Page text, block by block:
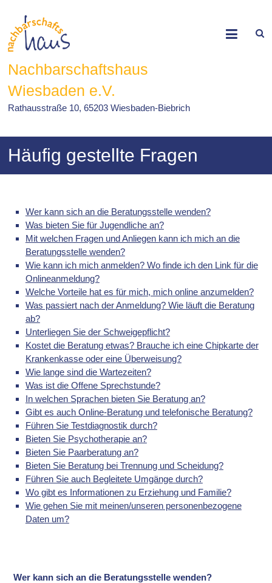
content
Nachbarschaftshaus
Wiesbaden e.V.
Rathausstraße 10, 65203 Wiesbaden-Biebrich
Häufig gestellte Fragen
Wer kann sich an die Beratungsstelle wenden?
Was bieten Sie für Jugendliche an?
Mit welchen Fragen und Anliegen kann ich mich an die
Beratungsstelle wenden?
Wie kann ich mich anmelden? Wo finde ich den Link für die
Onlineanmeldung?
Welche Vorteile hat es für mich, mich online anzumelden?
Was passiert nach der Anmeldung? Wie läuft die Beratung
ab?
Unterliegen Sie der Schweigepflicht?
Kostet die Beratung etwas? Brauche ich eine Chipkarte der
Krankenkasse oder eine Überweisung?
Wie lange sind die Wartezeiten?
Was ist die Offene Sprechstunde?
In welchen Sprachen bieten Sie Beratung an?
Gibt es auch Online-Beratung und telefonische Beratung?
Führen Sie Testdiagnostik durch?
Bieten Sie Psychotherapie an?
Bieten Sie Paarberatung an?
Bieten Sie Beratung bei Trennung und Scheidung?
Führen Sie auch Begleitete Umgänge durch?
Wo gibt es Informationen zu Erziehung und Familie?
Wie gehen Sie mit meinen/unseren personenbezogene
Daten um?
Wer kann sich an die Beratungsstelle wenden?